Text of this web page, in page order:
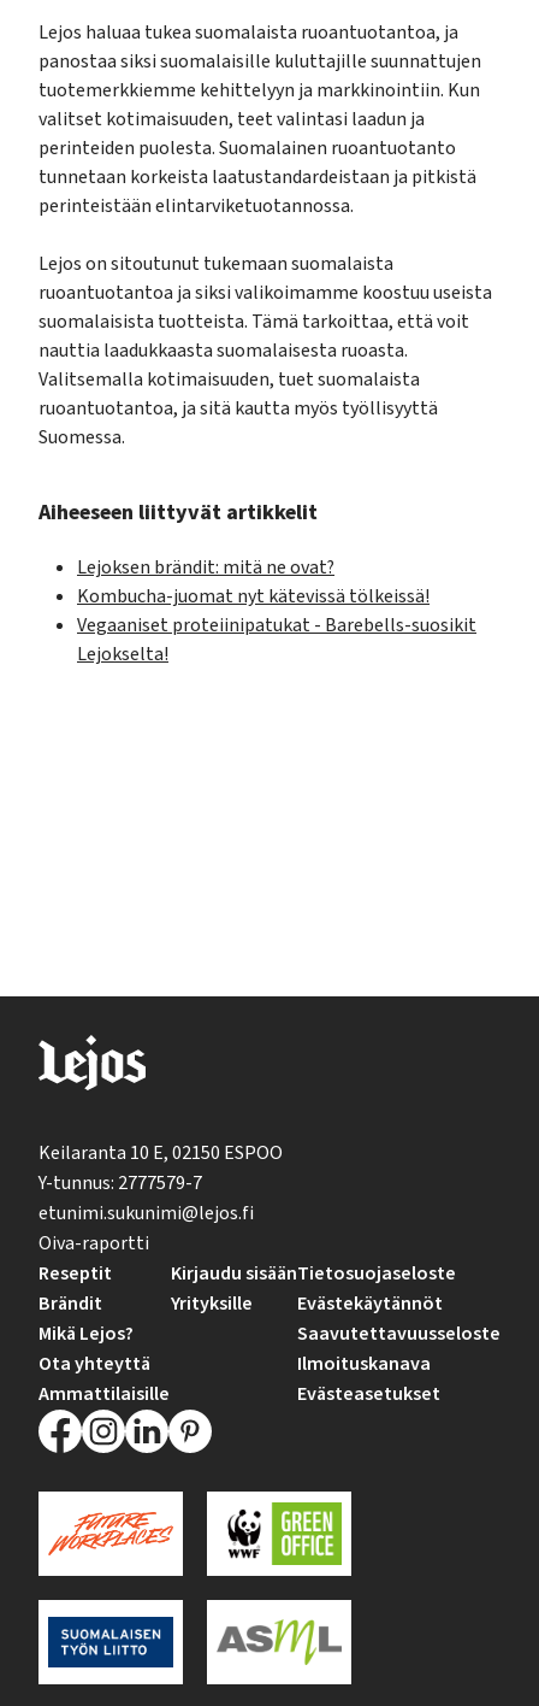
Lejos haluaa tukea suomalaista ruoantuotantoa, ja
panostaa siksi suomalaisille kuluttajille suunnattujen
tuotemerkkiemme kehittelyyn ja markkinointiin. Kun
valitset kotimaisuuden, teet valintasi laadun ja
perinteiden puolesta. Suomalainen ruoantuotanto
tunnetaan korkeista laatustandardeistaan ja pitkistä
perinteistään elintarviketuotannossa.
Lejos on sitoutunut tukemaan suomalaista
ruoantuotantoa ja siksi valikoimamme koostuu useista
suomalaisista tuotteista. Tämä tarkoittaa, että voit
nauttia laadukkaasta suomalaisesta ruoasta.
Valitsemalla kotimaisuuden, tuet suomalaista
ruoantuotantoa, ja sitä kautta myös työllisyyttä
Suomessa.
Aiheeseen liittyvät artikkelit
Lejoksen brändit: mitä ne ovat?
Kombucha-juomat nyt kätevissä tölkeissä!
Vegaaniset proteiinipatukat - Barebells-suosikit
Lejokselta!
Keilaranta 10 E, 02150 ESPOO
Y-tunnus: 2777579-7
etunimi.sukunimi@lejos.fi
Oiva-raportti
Reseptit
Brändit
Mikä Lejos?
Ota yhteyttä
Ammattilaisille
Kirjaudu sisään
Yrityksille
Tietosuojaseloste
Evästekäytännöt
Saavutettavuusseloste
Ilmoituskanava
Evästeasetukset